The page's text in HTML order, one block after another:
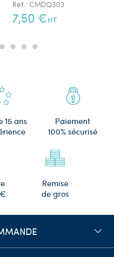
Réf.: CMDQ303
7,50 € HT
15 ans
Paiement
100% sécurisé
Remise
de gros